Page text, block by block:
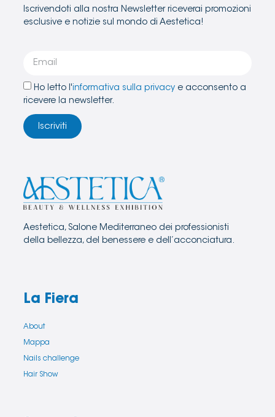
Iscrivendoti alla nostra Newsletter riceverai promozioni
esclusive e notizie sul mondo di Aestetica!
Ho letto l'informativa sulla privacy e acconsento a
ricevere la newsletter.
Iscriviti
Aestetica, Salone Mediterraneo dei professionisti
della bellezza, del benessere e dell’acconciatura.
La Fiera
About
Mappa
Nails challenge
Hair Show